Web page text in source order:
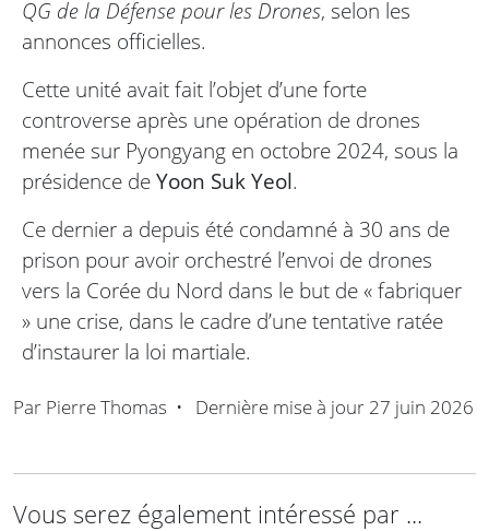
QG de la Défense pour les Drones, selon les
annonces officielles.
Cette unité avait fait l’objet d’une forte
controverse après une opération de drones
menée sur Pyongyang en octobre 2024, sous la
présidence deYoon Suk Yeol.
Ce dernier a depuis été condamné à 30 ans de
prison pour avoir orchestré l’envoi de drones
vers la Corée du Nord dans le but de « fabriquer
» une crise, dans le cadre d’une tentative ratée
d’instaurer la loi martiale.
Par Pierre Thomas • Dernière mise à jour 27 juin 2026
Vous serez également intéressé par ...